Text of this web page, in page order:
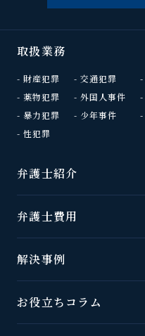
取扱業務
財産犯罪
薬物犯罪
暴力犯罪
性犯罪
交通犯罪
外国人事件
少年事件
弁護士紹介
弁護士費用
解決事例
お役立ちコラム